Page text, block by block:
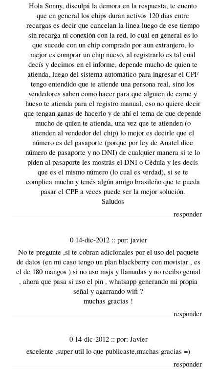
Hola Sonny, disculpá la demora en la respuesta, te cuento
que en general los chips duran activos 120 días entre
recargas es decir que cancelan la linea luego de ese tiempo
sin recarga ni conexión con la red, lo cual en general es lo
que sucede con un chip comprado por aun extranjero, lo
mejor es comprar un chip nuevo, al registrarlo es tal cual
decís y decimos en el informe, depende mucho de quien te
atienda, luego del sistema automático para ingresar el CPF
tengo entendido que te atiende una persona real, sino los
vendedores saben como hacer para que alguien de carne y
hueso te atienda para el registro manual, eso no quiere decir
que tengan ganas de hacerlo y de ahí el tema de que depende
mucho de quien te atienda, una vez que te atienden (o
atienden al vendedor del chip) lo mejor es decirle que el
número es del pasaporte (porque por ley de Anatel dice
número de pasaporte y no DNI) de cualquier manera si te lo
piden al pasaporte les mostrás el DNI o Cédula y les decís
que es el mismo número (lo cual es verdad), si se te
complica mucho y tenés algún amigo brasileño que te pueda
pasar el CPF a veces puede ser la mejor solución.
Saludos
responder
0 14-dic-2012 :: por: javier
No te pregunte ,si te cobran adicionales por el uso del paquete
de datos (en mi caso tengo un plan blackberry con movistar , es
el de 180 mangos ) si no uso msjs y llamadas y no recibo genial
, ahora que pasa si uso el pin , whatsapp generando mi propia
señal y agarrando wifi ?
muchas gracias !
responder
0 14-dic-2012 :: por: Javier
excelente ,super util lo que publicaste,muchas gracias =)
responder